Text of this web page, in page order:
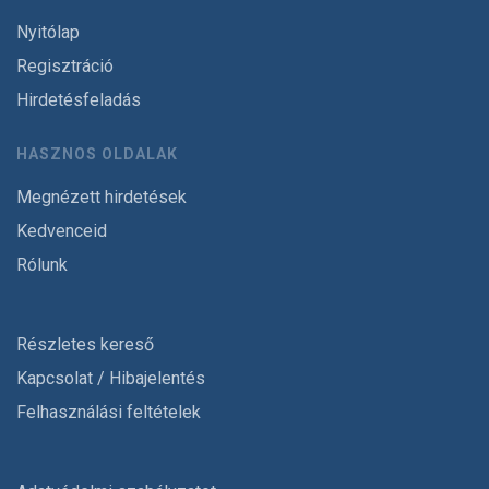
Nyitólap
Regisztráció
Hirdetésfeladás
HASZNOS OLDALAK
Megnézett hirdetések
Kedvenceid
Rólunk
Részletes kereső
Kapcsolat / Hibajelentés
Felhasználási feltételek